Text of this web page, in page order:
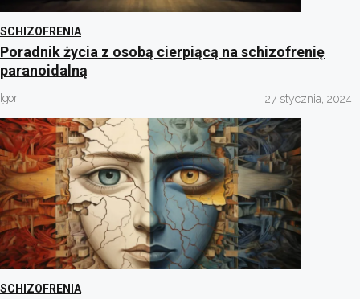
SCHIZOFRENIA
Poradnik życia z osobą cierpiącą na schizofrenię
paranoidalną
Igor 27 stycznia, 2024
SCHIZOFRENIA